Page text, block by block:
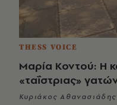
THESS VOICE
Μαρία Κοντού: Η
«ταΐστριας»
Κυριάκος Αθανασιάδης